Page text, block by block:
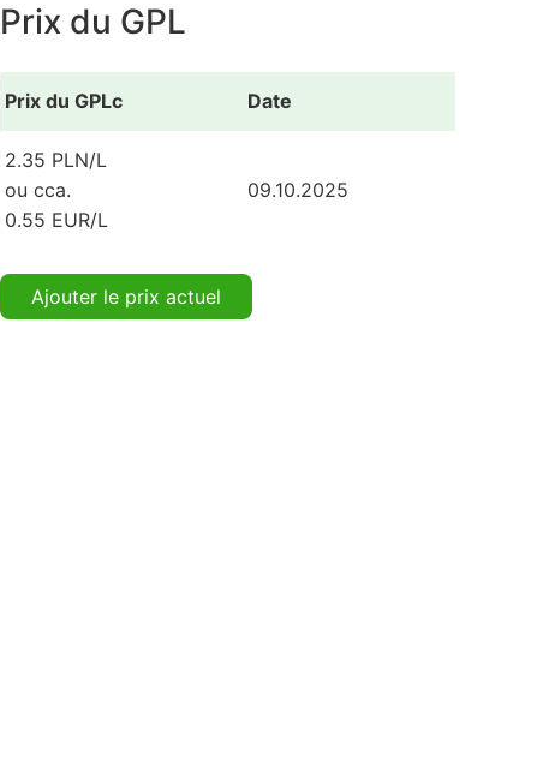
Prix du GPL
Prix du GPLc Date
2.35 PLN/L
ou cca.
0.55 EUR/L
09.10.2025
Ajouter le prix actuel